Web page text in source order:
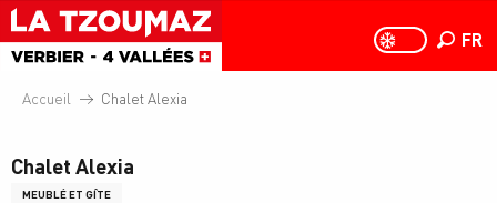
Aller
au
contenu
principal
PAGE D’ACCUEIL
PAGE
FR
Accueil Chalet Alexia
Chalet Alexia
MEUBLÉ ET GÎTE